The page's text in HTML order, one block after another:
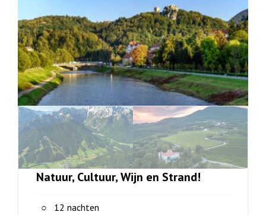
Natuur, Cultuur, Wijn en Strand!
12 nachten